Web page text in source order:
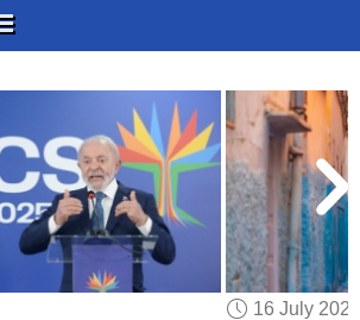
SUBSCRIBE
EDUCATIONAL LICENSES
GIFT CARDS
OTHER LANGUAGES
ABOUT US
ALEXA
16 July